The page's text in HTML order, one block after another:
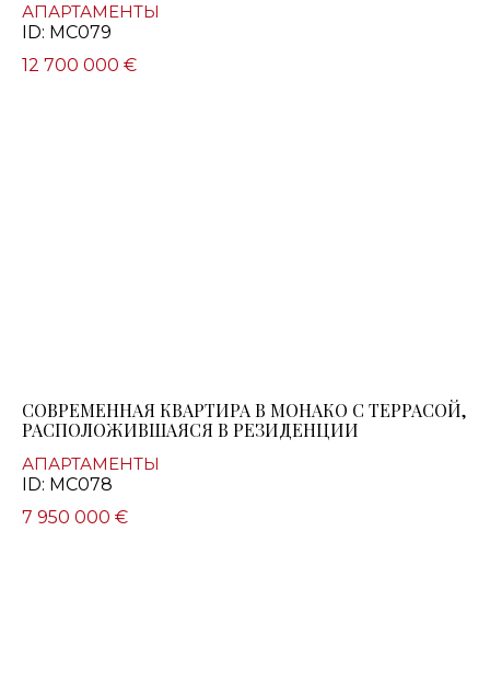
АПАРТАМЕНТЫ
ID: MC079
12 700 000 €
СОВРЕМЕННАЯ КВАРТИРА В МОНАКО С ТЕРРАСОЙ,
РАСПОЛОЖИВШАЯСЯ В РЕЗИДЕНЦИИ
АПАРТАМЕНТЫ
ID: MC078
7 950 000 €